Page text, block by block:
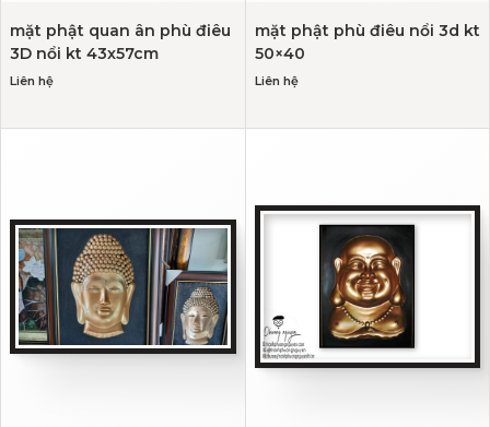
mặt phật quan ân phù điêu
3D nổi kt 43x57cm
Liên hệ
mặt phật phù điêu nổi 3d kt
50×40
Liên hệ